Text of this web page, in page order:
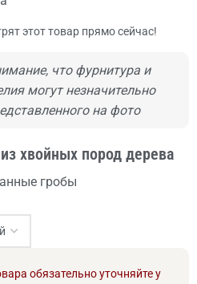
этот товар прямо сейчас!
что фурнитура и
могут незначительно
на фото
хвойных пород дерева
гробы
обязательно уточняйте у